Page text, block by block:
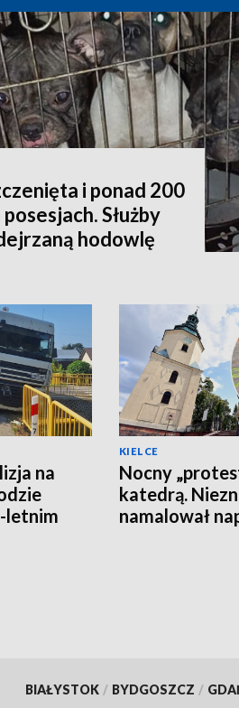
i ponad 200
Służby
hodowlę
na
letnim
KIELCE
Nocny
katedrą.
namalował
BIAŁYSTOK / BYDGOSZCZ /